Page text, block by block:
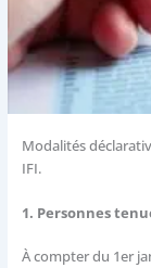
Modalités
IFI.
1. Personnes
À compter du 1er